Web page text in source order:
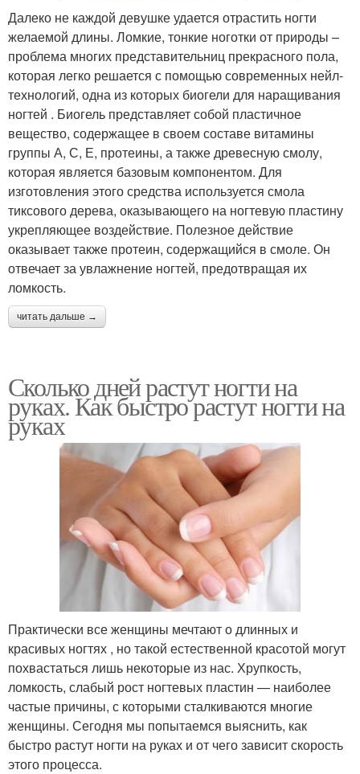
Далеко не каждой девушке удается отрастить ногти
желаемой длины. Ломкие, тонкие ноготки от природы –
проблема многих представительниц прекрасного пола,
которая легко решается с помощью современных нейл-
технологий, одна из которых биогели для наращивания
ногтей . Биогель представляет собой пластичное
вещество, содержащее в своем составе витамины
группы А, С, Е, протеины, а также древесную смолу,
которая является базовым компонентом. Для
изготовления этого средства используется смола
тиксового дерева, оказывающего на ногтевую пластину
укрепляющее воздействие. Полезное действие
оказывает также протеин, содержащийся в смоле. Он
отвечает за увлажнение ногтей, предотвращая их
ломкость.
читать дальше →
Сколько дней растут ногти на
руках. Как быстро растут ногти на
руках
Практически все женщины мечтают о длинных и
красивых ногтях , но такой естественной красотой могут
похвастаться лишь некоторые из нас. Хрупкость,
ломкость, слабый рост ногтевых пластин — наиболее
частые причины, с которыми сталкиваются многие
женщины. Сегодня мы попытаемся выяснить, как
быстро растут ногти на руках и от чего зависит скорость
этого процесса.